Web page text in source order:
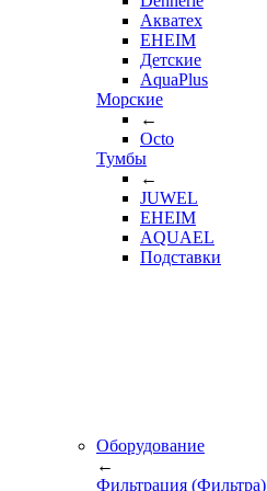
Акватех
EHEIM
Детские
AquaPlus
Морские
←
Octo
Тумбы
←
JUWEL
EHEIM
AQUAEL
Подставки
Оборудование
←
Фильтрация (Фильтра)